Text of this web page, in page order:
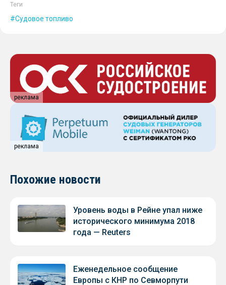
Теги
Судовое топливо
реклама
реклама
Похожие новости
Уровень воды в Рейне упал ниже
исторического минимума 2018
года — Reuters
Еженедельное сообщение
Европы с КНР по Севморпути